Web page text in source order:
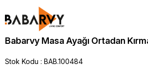
Babarvy Masa Ayağı Ortadan
Stok Kodu BAB.100484